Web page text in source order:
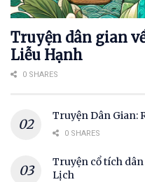
Truyện dân gian
Liễu Hạnh
0 SHARES
Truyện Dân Gian:
0 SHARES
Truyện cổ tích
Lịch